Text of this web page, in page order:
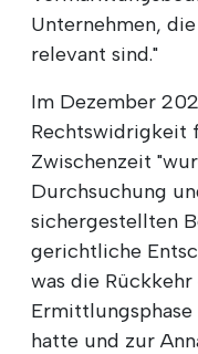
Unternehmen,
relevant sind."
Im Dezember
Rechtswidrigkeit
Zwischenzeit
Durchsuchung
sichergestellten
gerichtliche
was die
hatte und zur